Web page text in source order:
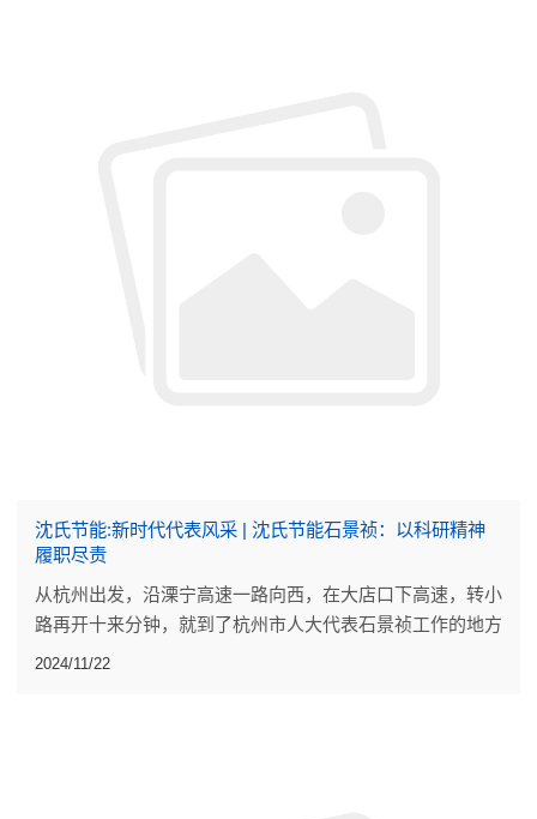
沈氏节能:新时代代表风采 | 沈氏节能石景祯：以科研精神
履职尽责
从杭州出发，沿溧宁高速一路向西，在大店口下高速，转小
路再开十来分钟，就到了杭州市人大代表石景祯工作的地方
沈氏节能股份有限公司，藏在建德市航头镇的一个小山村
2024/11/22